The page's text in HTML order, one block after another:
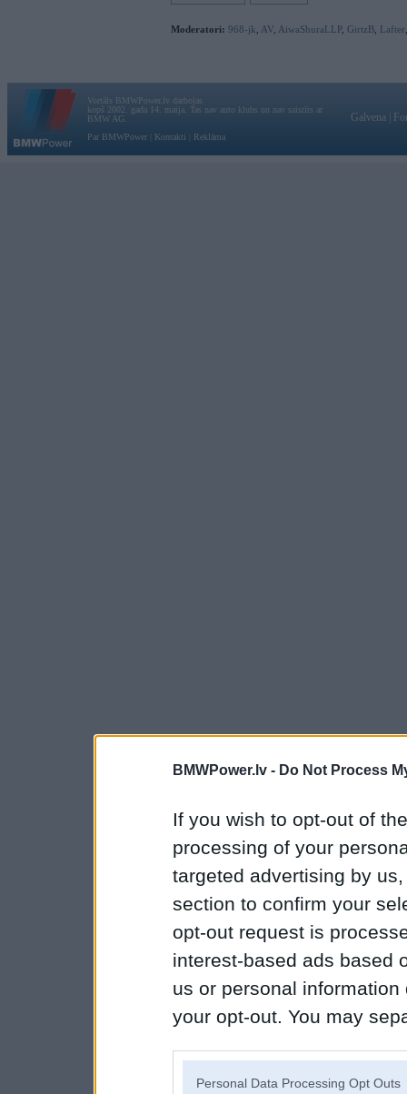
BMWPower.lv - Do Not Process
If you wish to opt-out of
processing of your
targeted advertising by
section to confirm your
opt-out request is
interest-based ads based
us or personal
your opt-out. You may
Personal Data Processing Opt Outs
Moderatori: 968-jk AV AiwaShuraLLP, GirtzB Lafter
Vortāls BMWPower.lv darbojas
kopš 2002. gada 14. maija. Tas nav auto klubs un nav saistīts ar
BMW AG.
Par BMWPower
Kontakti Reklāma
Galvena